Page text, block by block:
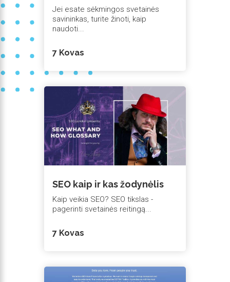
Jei esate sėkmingos svetainės
savininkas, turite žinoti, kaip
naudoti...
7 Kovas
SEO kaip ir kas žodynėlis
Kaip veikia SEO? SEO tikslas -
pagerinti svetainės reitingą...
7 Kovas